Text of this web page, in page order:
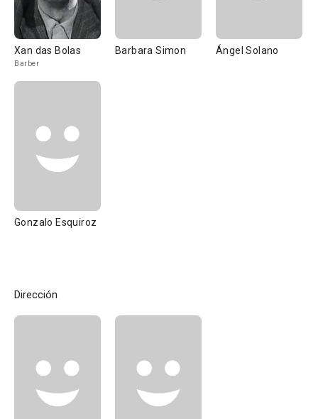
Xan das Bolas
Barber
Barbara Simon Ángel Solano
Gonzalo Esquiroz
Dirección